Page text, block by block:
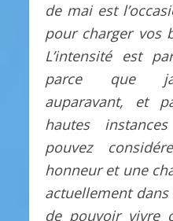
de mai est
pour charger vos
L’intensité est
parce que
auparavant, et
hautes
pouvez
honneur et une
actuellement
de pouvoir vivre